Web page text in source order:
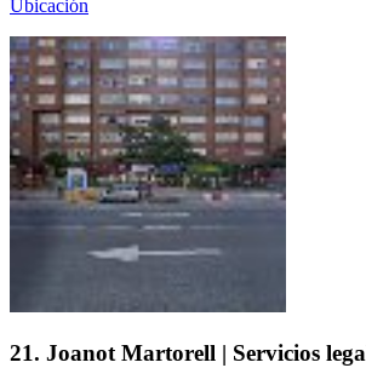
Ubicación
21. Joanot Martorell | Servicios